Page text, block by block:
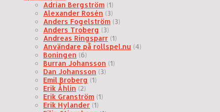
Adrian Bergström (1)
Alexander Rosén (3)
Anders Fogelström (3)
Anders Troberg (3)
Andreas Ringsparr (1)
Användare på rollspel.nu (4)
Boningen (6)
Burran Johansson (1)
Dan Johansson (3)
Emil Broberg (1)
Erik Åhlin (2)
Erik Granström (1)
Erik Hylander (1)